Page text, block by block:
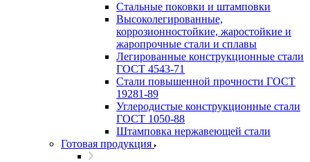
Стальные поковки и штамповки
Высоколегированные,
коррозионностойкие, жаростойкие и
жаропрочные стали и сплавы
Легированные конструкционные стали
ГОСТ 4543-71
Стали повышенной прочности ГОСТ
19281-89
Углеродистые конструкционные стали
ГОСТ 1050-88
Штамповка нержавеющей стали
Готовая продукция